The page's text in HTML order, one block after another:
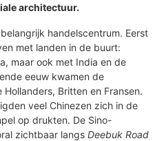
architectuur.
handelscentrum. Eerst
met landen in de buurt:
maar ook met India en de
eeuw kwamen de
Britten en Fransen.
veel Chinezen zich in de
op drukten. De Sino-
zichtbaar langs Deebuk Road